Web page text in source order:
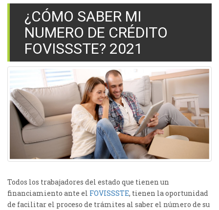
¿CÓMO SABER MI
NUMERO DE CRÉDITO
FOVISSSTE? 2021
Todos los trabajadores del estado que tienen un
financiamiento ante el FOVISSSTE, tienen la oportunidad
de facilitar el proceso de trámites al saber el número de su